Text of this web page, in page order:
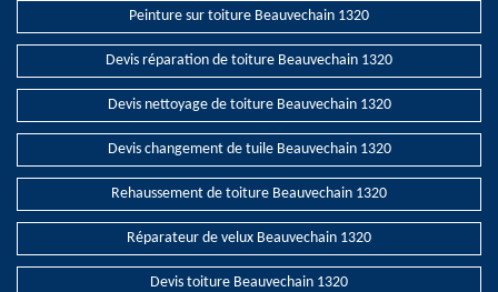
Peinture sur toiture Beauvechain 1320
Devis réparation de toiture Beauvechain 1320
Devis nettoyage de toiture Beauvechain 1320
Devis changement de tuile Beauvechain 1320
Rehaussement de toiture Beauvechain 1320
Réparateur de velux Beauvechain 1320
Devis toiture Beauvechain 1320